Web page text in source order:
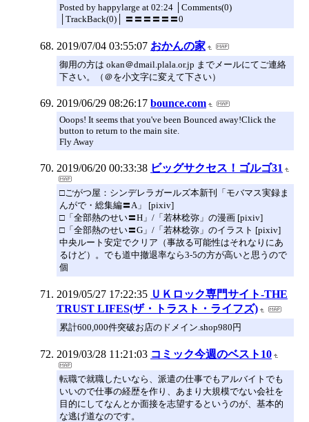
Posted by happylarge at 02:24 │Comments(0)
│TrackBack(0)│ 〓〓〓〓〓〓0
2019/07/04 03:55:07 おかんの家
御用の方は okan＠dmail.plala.or.jp までメールにてご連絡
下さい。（＠を小文字に変えて下さい）
2019/06/29 08:26:17 bounce.com
Ooops! It seems that you've been Bounced away!Click the
button to return to the main site.
Fly Away
2019/06/20 00:33:38 ビッグサクセス！ゴルゴ31
□ごがつ屋：シンデレラガールズ本新刊「モバマス実録ま
んがで・総集編〓A」 [pixiv]
□「全部熱のせい〓H」/「若林稔弥」の漫画 [pixiv]
□「全部熱のせい〓G」/「若林稔弥」のイラスト [pixiv]
中央ルート安定でクリア（事故る可能性はそれなりにあ
るけど）。でも道中撤退率なら3-5の方が高いと思うので
個
2019/05/27 17:22:35 ＵＫロック専門サイト-THE
TRUST LIFES(ザ・トラスト・ライフズ)
累計600,000件突破お店のドメイン.shop980円
2019/03/28 11:21:03 コミック今週のベスト10
転職で就職したいなら、派遣の仕事でもアルバイトでも
いいので仕事の経歴を作り、あまり大規模でない会社を
目的にしてなんとか面接を志望するというのが、基本的
な逃げ道なのです。